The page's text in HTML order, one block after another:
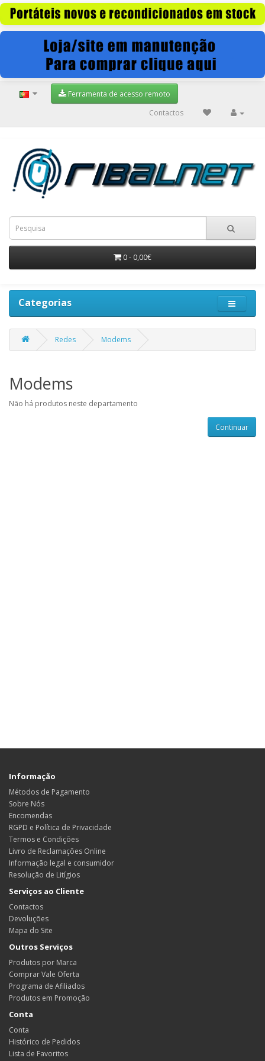
Ferramenta de acesso remoto
Contactos
0 - 0,00€
Categorias
Redes Modems
Modems
Não há produtos neste departamento
Continuar
Informação
Métodos de Pagamento
Sobre Nós
Encomendas
RGPD e Política de Privacidade
Termos e Condições
Livro de Reclamações Online
Informação legal e consumidor
Resolução de Litígios
Serviços ao Cliente
Contactos
Devoluções
Mapa do Site
Outros Serviços
Produtos por Marca
Comprar Vale Oferta
Programa de Afiliados
Produtos em Promoção
Conta
Conta
Histórico de Pedidos
Lista de Favoritos